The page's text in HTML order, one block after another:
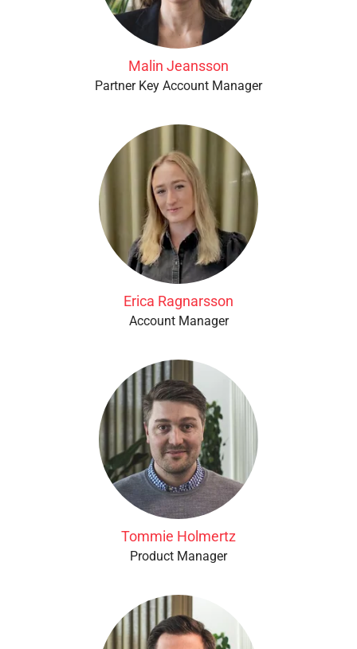
Malin Jeansson
Partner Key Account Manager
Erica Ragnarsson
Account Manager
Tommie Holmertz
Product Manager